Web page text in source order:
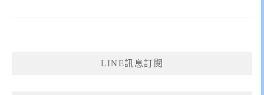
LINE訊息訂閱